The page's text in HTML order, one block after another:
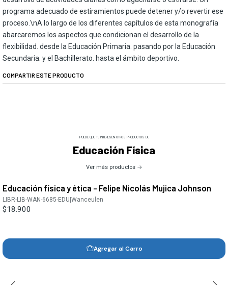
programa adecuado de estiramientos puede detener y/o revertir ese
proceso.\nA lo largo de los diferentes capítulos de esta monografía
abarcaremos los aspectos que condicionan el desarrollo de la
flexibilidad. desde la Educación Primaria. pasando por la Educación
Secundaria. y el Bachillerato. hasta el ámbito deportivo.
COMPARTIR ESTE PRODUCTO
PUEDE QUE TE INTERESEN OTROS PRODUCTOS DE
Educación Física
Ver más productos
Educación física y ética - Felipe Nicolás Mujica Johnson
LIBR-LIB-WAN-6685-EDU |Wanceulen
$18.900
Agregar al Carro